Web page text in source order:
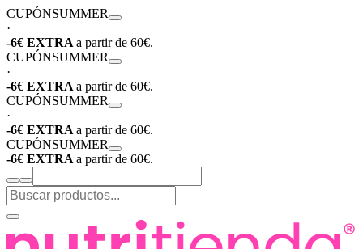
CUPÓNSUMMER
·
-6€ EXTRA a partir de 60€.
CUPÓNSUMMER
·
-6€ EXTRA a partir de 60€.
CUPÓNSUMMER
·
-6€ EXTRA a partir de 60€.
CUPÓNSUMMER
-6€ EXTRA a partir de 60€.